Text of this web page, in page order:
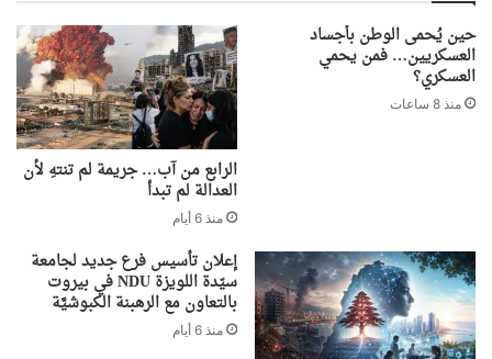
حين يُحمى الوطن بأجساد
العسكريين… فمن يحمي
العسكري؟
منذ 8 ساعات
الرابع من آب… جريمة لم تنتهِ لأن
العدالة لم تبدأ
منذ 6 أيام
إعلان تأسيس فرع جديد لجامعة
سيّدة اللويزة NDU في بيروت
بالتعاون مع الرهبنة الكبوشيَّة
منذ 6 أيام